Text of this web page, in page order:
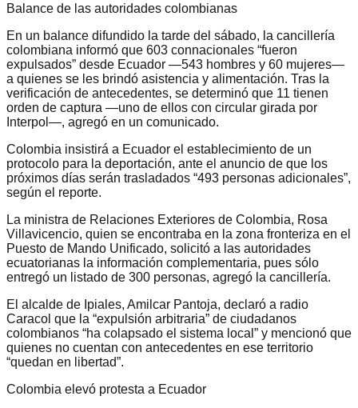
Balance de las autoridades colombianas
En un balance difundido la tarde del sábado, la cancillería
colombiana informó que 603 connacionales “fueron
expulsados” desde Ecuador —543 hombres y 60 mujeres—
a quienes se les brindó asistencia y alimentación. Tras la
verificación de antecedentes, se determinó que 11 tienen
orden de captura —uno de ellos con circular girada por
Interpol—, agregó en un comunicado.
Colombia insistirá a Ecuador el establecimiento de un
protocolo para la deportación, ante el anuncio de que los
próximos días serán trasladados “493 personas adicionales”,
según el reporte.
La ministra de Relaciones Exteriores de Colombia, Rosa
Villavicencio, quien se encontraba en la zona fronteriza en el
Puesto de Mando Unificado, solicitó a las autoridades
ecuatorianas la información complementaria, pues sólo
entregó un listado de 300 personas, agregó la cancillería.
El alcalde de Ipiales, Amilcar Pantoja, declaró a radio
Caracol que la “expulsión arbitraria” de ciudadanos
colombianos “ha colapsado el sistema local” y mencionó que
quienes no cuentan con antecedentes en ese territorio
“quedan en libertad”.
Colombia elevó protesta a Ecuador